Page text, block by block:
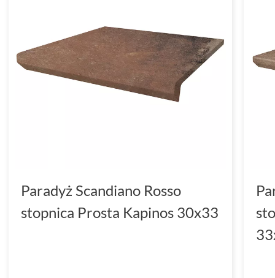
Paradyż Scandiano Rosso
stopnica Prosta Kapinos 30x33